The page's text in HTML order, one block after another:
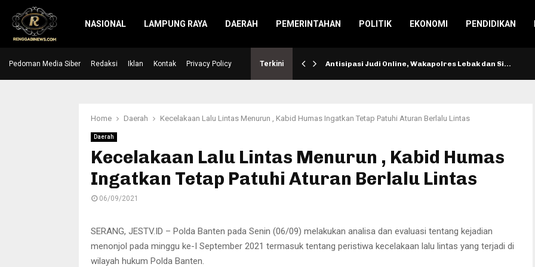
NASIONAL LAMPUNG RAYA DAERAH PEMERINTAHAN POLITIK EKONOMI PENDIDIKAN
Pedoman Media Siber Redaksi Iklan Kontak Privacy Policy Terkini
Hari Raya Idul Adha, Kapolres Lebak serahkan… Antisipasi Judi Online, Wakapolres Lebak dan Si…
Home Daerah Kecelakaan Lalu Lintas Menurun , Kabid Humas Ingatkan Tetap Patuhi Aturan Berlalu Lintas
Daerah
Kecelakaan Lalu Lintas Menurun , Kabid Humas
Ingatkan Tetap Patuhi Aturan Berlalu Lintas
06/09/2021
SERANG, JESTV.ID – Polda Banten pada Senin (06/09) melakukan analisa dan evaluasi tentang kejadian
menonjol pada minggu ke-I September 2021 termasuk tentang peristiwa kecelakaan lalu lintas yang terjadi di
wilayah hukum Polda Banten.